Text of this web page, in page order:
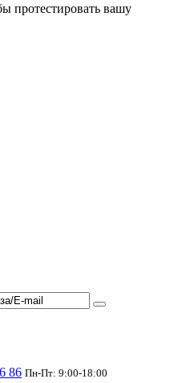
протестировать вашу
86 Пн-Пт: 9:00-18:00